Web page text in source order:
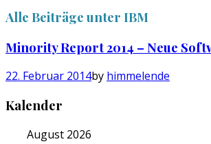
anzeigen
Alle Beiträge unter IBM
Minority Report 2014 – Neue
22. Februar 2014by himmelende
Kalender
August 2026